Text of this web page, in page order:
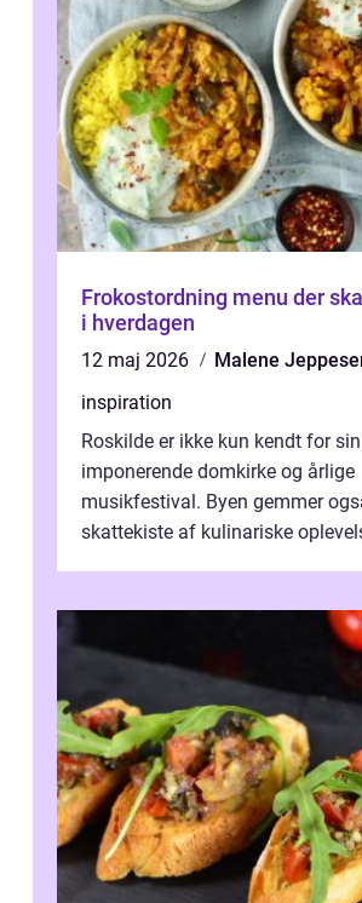
Frokostordning menu der
i hverdagen
12 maj 2026
Malene
inspiration
Roskilde er ikke kun kendt for sin
imponerende domkirke og årlige
musikfestival. Byen gemmer
skattekiste af kulinariske